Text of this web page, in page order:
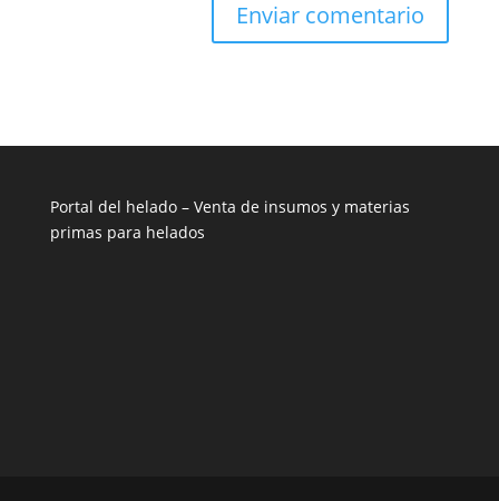
Portal del helado – Venta de insumos y materias
primas para helados